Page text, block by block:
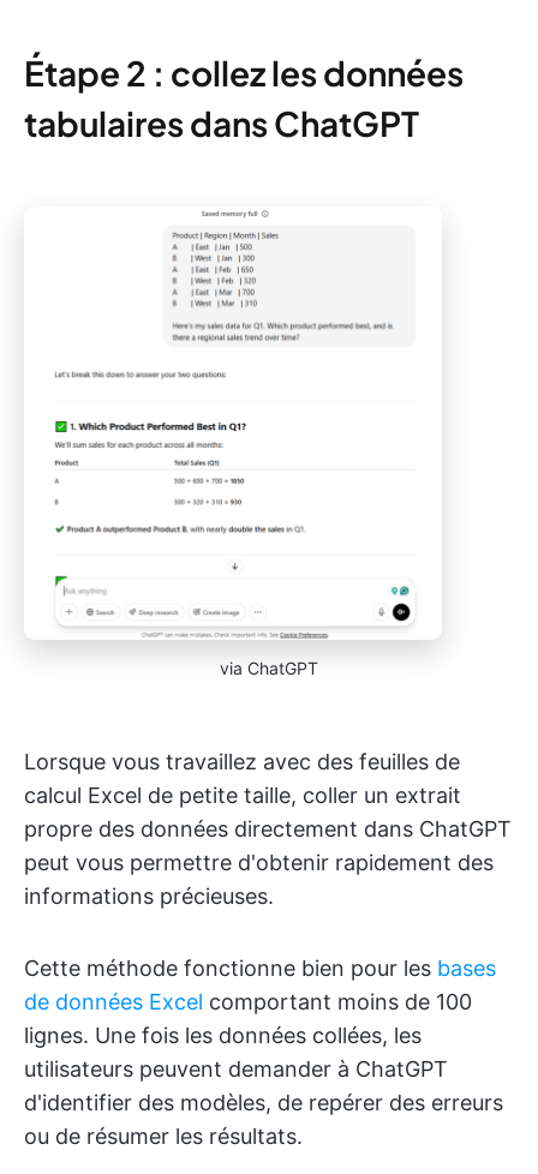
Étape 2 : collez les données
tabulaires dans ChatGPT
via ChatGPT
Lorsque vous travaillez avec des feuilles de
calcul Excel de petite taille, coller un extrait
propre des données directement dans ChatGPT
peut vous permettre d'obtenir rapidement des
informations précieuses.
Cette méthode fonctionne bien pour les bases
de données Excel comportant moins de 100
lignes. Une fois les données collées, les
utilisateurs peuvent demander à ChatGPT
d'identifier des modèles, de repérer des erreurs
ou de résumer les résultats.